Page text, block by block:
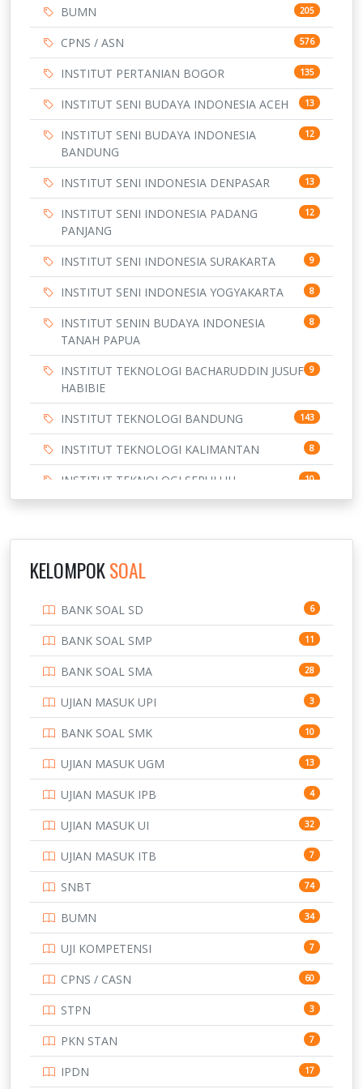
BUMN 205
CPNS / ASN 576
INSTITUT PERTANIAN BOGOR 135
INSTITUT SENI BUDAYA INDONESIA ACEH 13
INSTITUT SENI BUDAYA INDONESIA
BANDUNG
12
INSTITUT SENI INDONESIA DENPASAR 13
INSTITUT SENI INDONESIA PADANG
PANJANG
12
INSTITUT SENI INDONESIA SURAKARTA 9
INSTITUT SENI INDONESIA YOGYAKARTA 8
INSTITUT SENIN BUDAYA INDONESIA
TANAH PAPUA
8
INSTITUT TEKNOLOGI BACHARUDDIN JUSUF
HABIBIE
9
INSTITUT TEKNOLOGI BANDUNG 143
INSTITUT TEKNOLOGI KALIMANTAN 8
INSTITUT TEKNOLOGI SEPULUH
NOVEMBER
10
3
169
7
PTDI STTD 4
133
SMA 146
SMK 231
SMP 134
STIP 2
153
345
UNIVERSITAS AIRLANGGA 15
16
15
15
14
KELOMPOKSOAL
BANK SOAL SD 6
BANK SOAL SMP 11
BANK SOAL SMA 28
UJIAN MASUK UPI 3
BANK SOAL SMK 10
UJIAN MASUK UGM 13
UJIAN MASUK IPB 4
UJIAN MASUK UI 32
UJIAN MASUK ITB 7
SNBT 74
BUMN 34
UJI KOMPETENSI 7
CPNS / CASN 60
STPN 3
PKN STAN 7
IPDN 17